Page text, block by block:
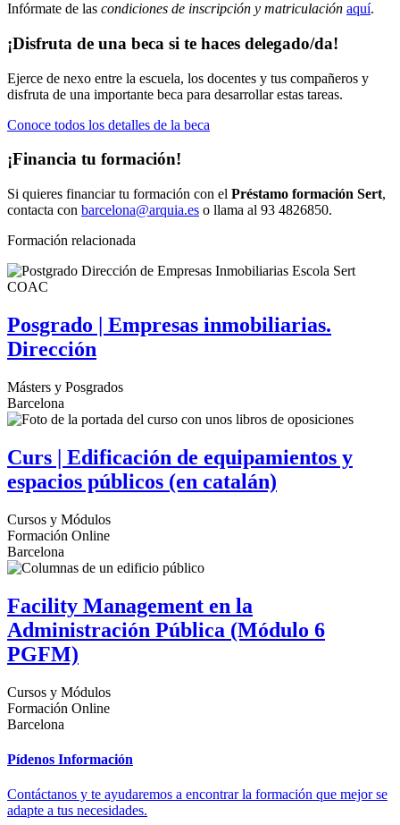
Infórmate de las condiciones de inscripción y matriculación aquí.
¡Disfruta de una beca si te haces delegado/da!
Ejerce de nexo entre la escuela, los docentes y tus compañeros y
disfruta de una importante beca para desarrollar estas tareas.
Conoce todos los detalles de la beca
¡Financia tu formación!
Si quieres financiar tu formación con el Préstamo formación Sert,
contacta con barcelona@arquia.es o llama al 93 4826850.
Formación relacionada
Posgrado | Empresas inmobiliarias.
Dirección
Másters y Posgrados
Barcelona
Curs | Edificación de equipamientos y
espacios públicos (en catalán)
Cursos y Módulos
Formación Online
Barcelona
Facility Management en la
Administración Pública (Módulo 6
PGFM)
Cursos y Módulos
Formación Online
Barcelona
Pídenos Información
Contáctanos y te ayudaremos a encontrar la formación que mejor se
adapte a tus necesidades.